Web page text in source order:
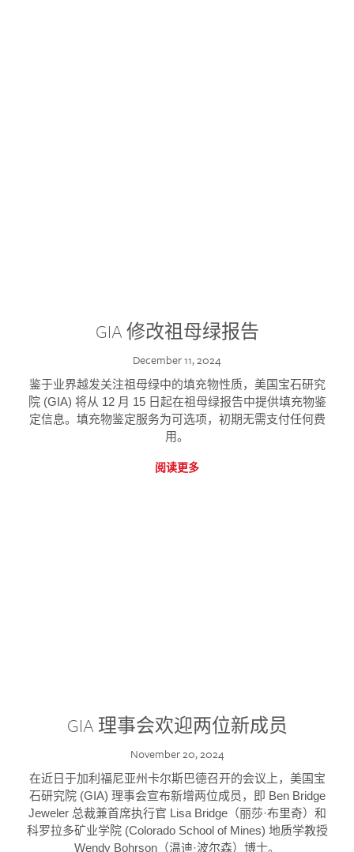
GIA 修改祖母绿报告
December 11, 2024
鉴于业界越发关注祖母绿中的填充物性质，美国宝石研究
院 (GIA) 将从 12 月 15 日起在祖母绿报告中提供填充物鉴
定信息。填充物鉴定服务为可选项，初期无需支付任何费
用。
阅读更多
GIA 理事会欢迎两位新成员
November 20, 2024
在近日于加利福尼亚州卡尔斯巴德召开的会议上，美国宝
石研究院 (GIA) 理事会宣布新增两位成员，即 Ben Bridge
Jeweler 总裁兼首席执行官 Lisa Bridge（丽莎·布里奇）和
科罗拉多矿业学院 (Colorado School of Mines) 地质学教授
Wendy Bohrson（温迪·波尔森）博士。